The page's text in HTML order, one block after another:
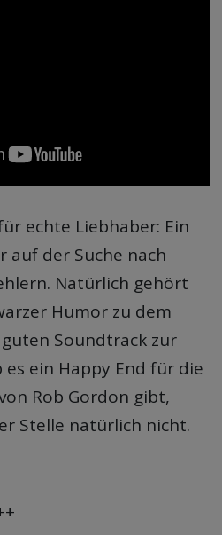
echte Liebhaber: Ein
auf der Suche nach
Natürlich gehört
Humor zu dem
Soundtrack zur
ein Happy End für die
Rob Gordon gibt,
Stelle natürlich nicht.